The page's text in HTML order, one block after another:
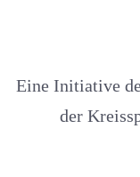
Eine Initiative
der